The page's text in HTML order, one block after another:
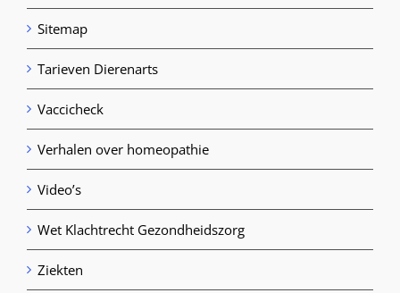
Sitemap
Tarieven Dierenarts
Vaccicheck
Verhalen over homeopathie
Video’s
Wet Klachtrecht Gezondheidszorg
Ziekten